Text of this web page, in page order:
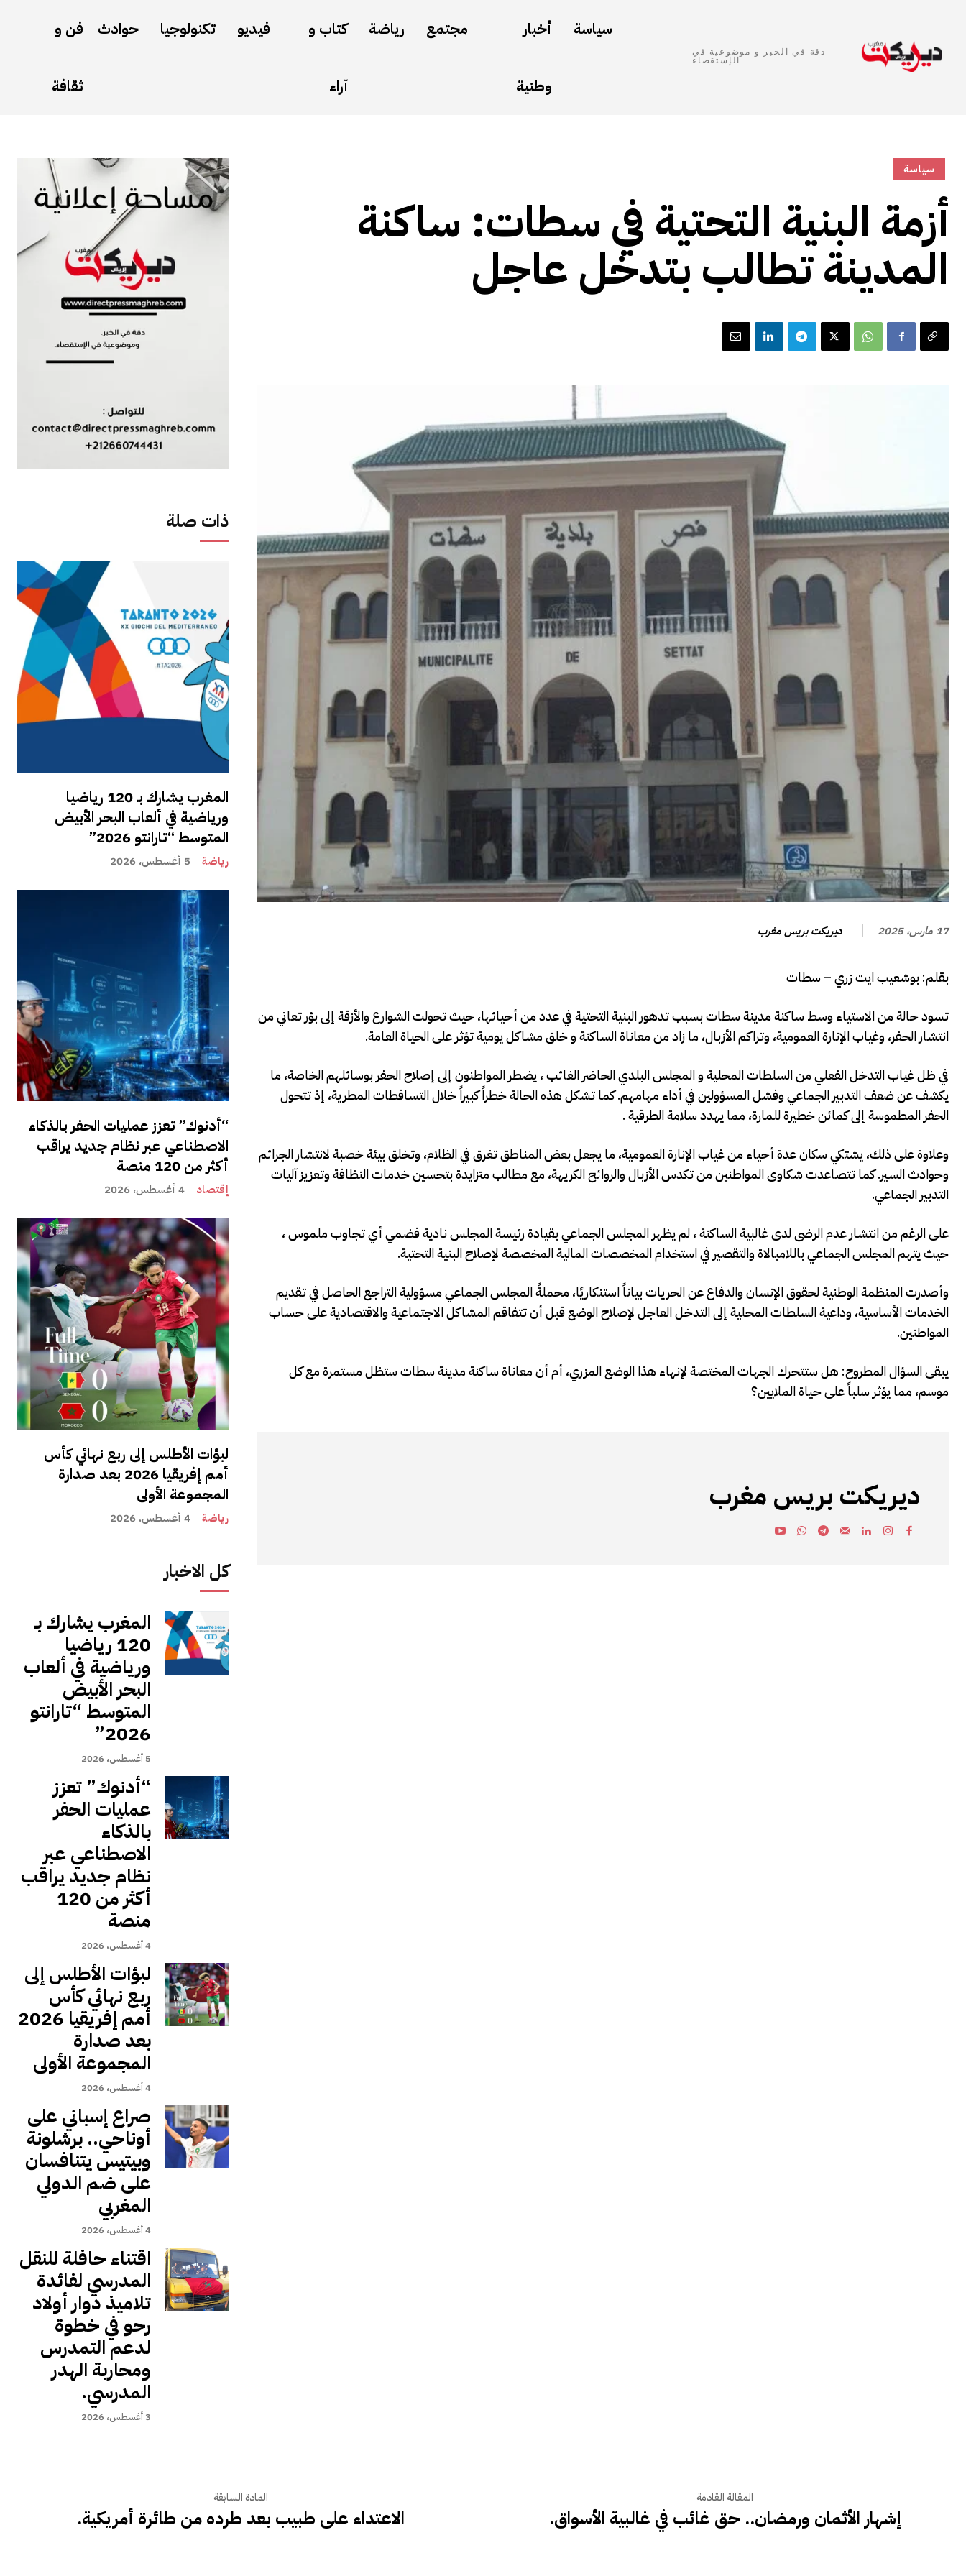
دقة في الخبر و موضوعية في
الإستقصاء
سياسة أخبار
وطنية
مجتمع رياضة كتاب و
آراء
فيديو تكنولوجيا حوادث فن و
ثقافة
ذات صلة
المغرب يشارك بـ 120 رياضيا
ورياضية في ألعاب البحر الأبيض
المتوسط “تارانتو 2026”
رياضة 5 أغسطس، 2026
“أدنوك” تعزز عمليات الحفر بالذكاء
الاصطناعي عبر نظام جديد يراقب
أكثر من 120 منصة
إقتصاد 4 أغسطس، 2026
لبؤات الأطلس إلى ربع نهائي كأس
أمم إفريقيا 2026 بعد صدارة
المجموعة الأولى
رياضة 4 أغسطس، 2026
كل الاخبار
المغرب يشارك بـ
120 رياضيا
ورياضية في ألعاب
البحر الأبيض
المتوسط “تارانتو
2026”
5 أغسطس، 2026
“أدنوك” تعزز
عمليات الحفر
بالذكاء
الاصطناعي عبر
نظام جديد يراقب
أكثر من 120
منصة
4 أغسطس، 2026
لبؤات الأطلس إلى
ربع نهائي كأس
أمم إفريقيا 2026
بعد صدارة
المجموعة الأولى
4 أغسطس، 2026
صراع إسباني على
أوناحي.. برشلونة
وبيتيس يتنافسان
على ضم الدولي
المغربي
4 أغسطس، 2026
اقتناء حافلة للنقل
المدرسي لفائدة
تلاميذ دوار أولاد
رحو في خطوة
لدعم التمدرس
ومحاربة الهدر
المدرسي.
3 أغسطس، 2026
سياسة
أزمة البنية التحتية في سطات: ساكنة
المدينة تطالب بتدخل عاجل
17 مارس، 2025 ديريكت بريس مغرب
بقلم: بوشعيب ايت زري – سطات
تسود حالة من الاستياء وسط ساكنة مدينة سطات بسبب تدهور البنية التحتية في عدد من أحيائها، حيث تحولت الشوارع والأزقة إلى بؤر تعاني من
انتشار الحفر، وغياب الإنارة العمومية، وتراكم الأزبال، ما زاد من معاناة الساكنة و خلق مشاكل يومية تؤثر على الحياة العامة.
في ظل غياب التدخل الفعلي من السلطات المحلية و المجلس البلدي الحاضر الغائب ، يضطر المواطنون إلى إصلاح الحفر بوسائلهم الخاصة، ما
يكشف عن ضعف التدبير الجماعي وفشل المسؤولين في أداء مهامهم. كما تشكل هذه الحالة خطراً كبيراً خلال التساقطات المطرية، إذ تتحول
الحفر المطموسة إلى كمائن خطيرة للمارة، مما يهدد سلامة الطرقية .
وعلاوة على ذلك، يشتكي سكان عدة أحياء من غياب الإنارة العمومية، ما يجعل بعض المناطق تغرق في الظلام، وتخلق بيئة خصبة لانتشار الجرائم
وحوادث السير. كما تتصاعدت شكاوى المواطنين من تكدس الأزبال والروائح الكريهة، مع مطالب متزايدة بتحسين خدمات النظافة وتعزيز آليات
التدبير الجماعي.
على الرغم من انتشار عدم الرضى لدى غالبية الساكنة ، لم يظهر المجلس الجماعي بقيادة رئيسة المجلس نادية فضمي أي تجاوب ملموس ،
حيث يتهم المجلس الجماعي باللامبالاة والتقصير في استخدام المخصصات المالية المخصصة لإصلاح البنية التحتية.
وأصدرت المنظمة الوطنية لحقوق الإنسان والدفاع عن الحريات بياناً استنكاريًا، محملةً المجلس الجماعي مسؤولية التراجع الحاصل في تقديم
الخدمات الأساسية، وداعية السلطات المحلية إلى التدخل العاجل لإصلاح الوضع قبل أن تتفاقم المشاكل الاجتماعية والاقتصادية على حساب
المواطنين.
يبقى السؤال المطروح: هل ستتحرك الجهات المختصة لإنهاء هذا الوضع المزري، أم أن معاناة ساكنة مدينة سطات ستظل مستمرة مع كل
موسم، مما يؤثر سلباً على حياة الملايين؟
ديريكت بريس مغرب
المادة السابقة
الاعتداء على طبيب بعد طرده من طائرة أمريكية.
المقالة القادمة
إشهار الأثمان ورمضان.. حق غائب في غالبية الأسواق.